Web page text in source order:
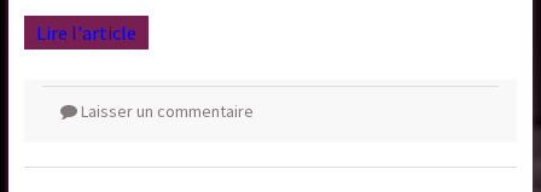
Lire l'article
Laisser un commentaire